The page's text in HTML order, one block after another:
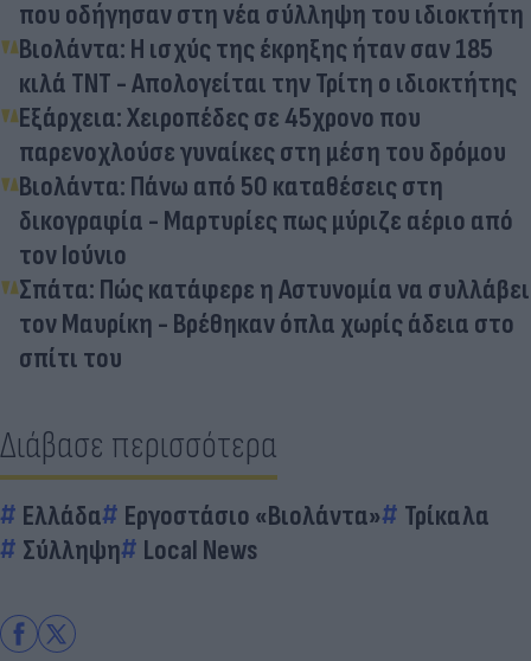
που οδήγησαν στη νέα σύλληψη του ιδιοκτήτη
Βιολάντα: Η ισχύς της έκρηξης ήταν σαν 185
κιλά TNT - Απολογείται την Τρίτη ο ιδιοκτήτης
Εξάρχεια: Χειροπέδες σε 45χρονο που
παρενοχλούσε γυναίκες στη μέση του δρόμου
Βιολάντα: Πάνω από 50 καταθέσεις στη
δικογραφία - Μαρτυρίες πως μύριζε αέριο από
τον Ιούνιο
Σπάτα: Πώς κατάφερε η Αστυνομία να συλλάβει
τον Μαυρίκη - Βρέθηκαν όπλα χωρίς άδεια στο
σπίτι του
Διάβασε περισσότερα
Ελλάδα Εργοστάσιο «Βιολάντα»
Τρίκαλα
Σύλληψη
Local News